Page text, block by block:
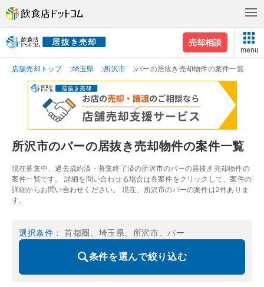
売却相談
menu
店舗売却トップ 埼玉県 所沢市 バーの居抜き売却物件の案件一覧
所沢市のバーの居抜き売却物件の案件一覧
現在募集中、過去成約済・募集終了済の所沢市のバーの居抜き売却物件の
案件一覧です。 詳細を問い合わせる場合は各案件をクリックして、案件の
詳細からお問い合わせください。 現在、所沢市のバーの案件は2件ありま
す。
選択条件 ： 首都圏、埼玉県、所沢市、バー
条件を選んで絞り込む